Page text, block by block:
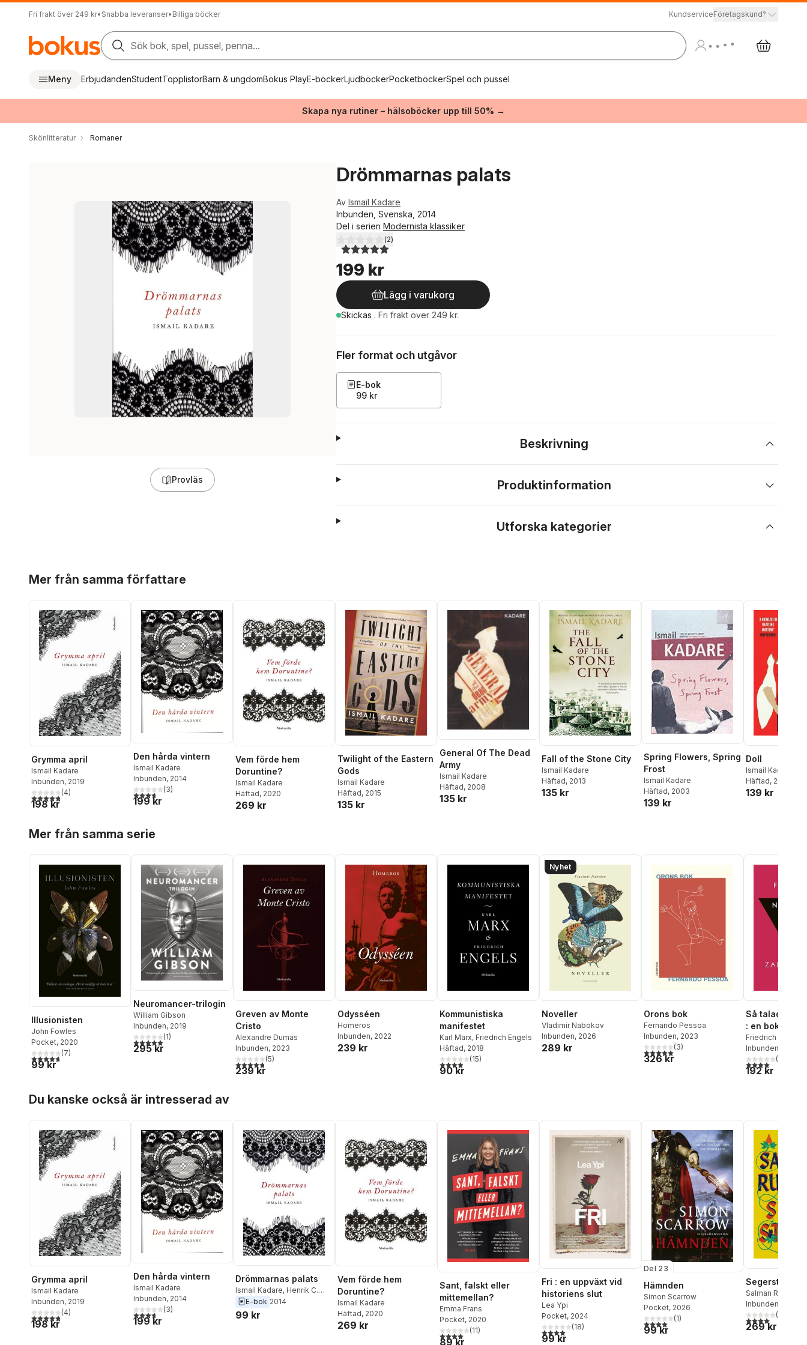
Fri frakt över 249 kr• Snabba leveranser• Billiga böcker KundserviceFöretagskund?
Sök bok, spel, pussel, penna...
Meny ErbjudandenStudentTopplistorBarn & ungdomBokus PlayE-böckerLjudböckerPocketböckerSpel och pussel
Skapa nya rutiner – hälsoböcker upp till 50% →
Skönlitteratur Romaner
Provläs
Drömmarnas palats
Av Ismail Kadare
Inbunden, Svenska, 2014
Del i serien Modernista klassiker
5,0utav 5 stjärnor. Totalt antal röster:
(2)
199 kr
Lägg i varukorg
Skickas . Fri frakt över 249 kr.
Fler format och utgåvor
E-bok
99 kr
Beskrivning
Produktinformation
Utforska kategorier
Mer från samma författare
Grymma april
Ismail Kadare
Inbunden, 2019
4,8utav 5 stjärnor. Totalt antal röster:
(4)
198 kr
Den hårda vintern
Ismail Kadare
Inbunden, 2014
3,7utav 5 stjärnor. Totalt antal röster:
(3)
199 kr
Vem förde hem
Doruntine?
Ismail Kadare
Häftad, 2020
269 kr
Twilight of the Eastern
Gods
Ismail Kadare
Häftad, 2015
135 kr
General Of The Dead
Army
Ismail Kadare
Häftad, 2008
135 kr
Fall of the Stone City
Ismail Kadare
Häftad, 2013
135 kr
Spring Flowers, Spring
Frost
Ismail Kadare
Häftad, 2003
139 kr
Doll
Ismail Kadare
Häftad, 2021
139 kr
Mer från samma serie
Illusionisten
John Fowles
Pocket, 2020
4,7utav 5 stjärnor. Totalt antal röster:
(7)
99 kr
Neuromancer-trilogin
William Gibson
Inbunden, 2019
5,0utav 5 stjärnor. Totalt antal röster:
(1)
295 kr
Greven av Monte
Cristo
Alexandre Dumas
Inbunden, 2023
4,8utav 5 stjärnor. Totalt antal röster:
(5)
239 kr
Odysséen
Homeros
Inbunden, 2022
239 kr
Kommunistiska
manifestet
Karl Marx, Friedrich Engels
Häftad, 2018
3,9utav 5 stjärnor. Totalt antal röster:
(15)
90 kr
Nyhet
Noveller
Vladimir Nabokov
Inbunden, 2026
289 kr
Orons bok
Fernando Pessoa
Inbunden, 2023
5,0utav 5 stjärnor. Totalt antal röster:
(3)
326 kr
Så talade
: en bok för
ingen
Friedrich
Inbunden
4,0utav 5(
192 kr
Du kanske också är intresserad av
Grymma april
Ismail Kadare
Inbunden, 2019
4,8utav 5 stjärnor. Totalt antal röster:
(4)
198 kr
Den hårda vintern
Ismail Kadare
Inbunden, 2014
3,7utav 5 stjärnor. Totalt antal röster:
(3)
199 kr
Drömmarnas palats
Ismail Kadare, Henrik C.
Enbohm, Henrik Petersen
Pietro Maglio
E-bok 2014
99 kr
Vem förde hem
Doruntine?
Ismail Kadare
Häftad, 2020
269 kr
Sant, falskt eller
mittemellan?
Emma Frans
Pocket, 2020
3,9utav 5 stjärnor. Totalt antal röster:
(11)
89 kr
Fri : en uppväxt vid
historiens slut
Lea Ypi
Pocket, 2024
4,0utav 5 stjärnor. Totalt antal röster:
(18)
99 kr
Del 23
Hämnden
Simon Scarrow
Pocket, 2026
4,0utav 5 stjärnor. Totalt antal röster:
(1)
99 kr
Segerstaden
Salman Rushdie
Inbunden
4,0utav 5(
269 kr